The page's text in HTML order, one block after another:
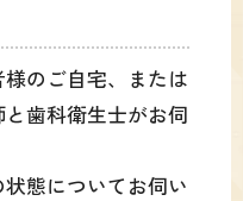
のご自宅、または
歯科衛生士がお伺
態についてお伺い